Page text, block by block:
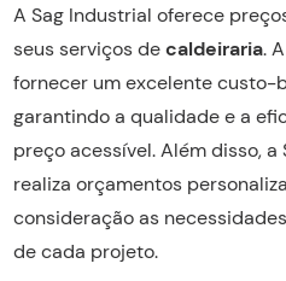
A Sag Industrial oferece
seus serviços decaldeiraria.
fornecer um excelente custo-
garantindo a qualidade e a
preço acessível. Além disso,
realiza orçamentos
consideração as
de cada projeto.